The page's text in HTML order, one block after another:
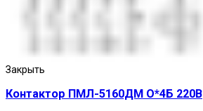
Закрыть
Контактор ПМЛ-5160ДМ О*4Б 220В